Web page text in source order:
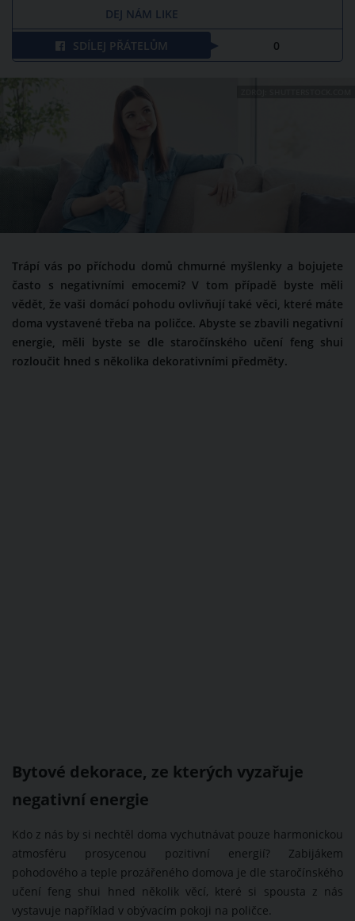
DEJ NÁM LIKE
SDÍLEJ PŘÁTELŮM 0
Trápí vás po příchodu domů chmurné myšlenky a bojujete
často s negativními emocemi? V tom případě byste měli
vědět, že vaši domácí pohodu ovlivňují také věci, které máte
doma vystavené třeba na poličce. Abyste se zbavili negativní
energie, měli byste se dle staročínského učení feng shui
rozloučit hned s několika dekorativními předměty.
Bytové dekorace, ze kterých vyzařuje
negativní energie
Kdo z nás by si nechtěl doma vychutnávat pouze harmonickou
atmosféru prosycenou pozitivní energií? Zabijákem
pohodového a teple prozářeného domova je dle staročínského
učení feng shui hned několik věcí, které si spousta z nás
vystavuje například v obývacím pokoji na poličce.